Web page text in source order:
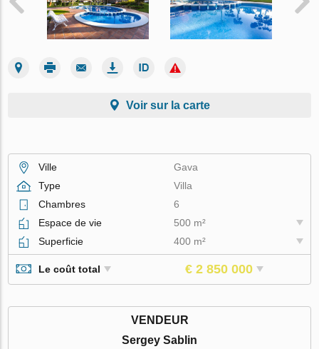
Voir sur la carte
Ville
Gava
Type
Villa
Chambres
6
Espace de vie
500 m²
Superficie
400 m²
Le coût total € 2 850 000
VENDEUR
Sergey Sablin